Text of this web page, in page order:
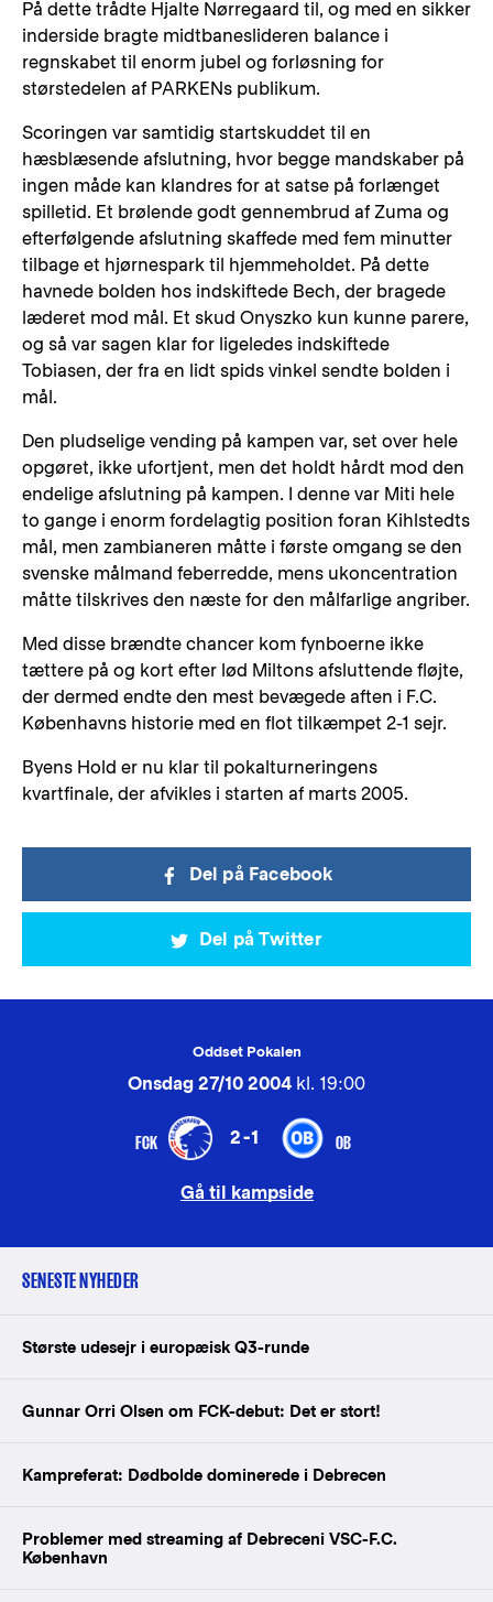
På dette trådte Hjalte Nørregaard til, og med en sikker
inderside bragte midtbaneslideren balance i
regnskabet til enorm jubel og forløsning for
størstedelen af PARKENs publikum.
Scoringen var samtidig startskuddet til en
hæsblæsende afslutning, hvor begge mandskaber på
ingen måde kan klandres for at satse på forlænget
spilletid. Et brølende godt gennembrud af Zuma og
efterfølgende afslutning skaffede med fem minutter
tilbage et hjørnespark til hjemmeholdet. På dette
havnede bolden hos indskiftede Bech, der bragede
læderet mod mål. Et skud Onyszko kun kunne parere,
og så var sagen klar for ligeledes indskiftede
Tobiasen, der fra en lidt spids vinkel sendte bolden i
mål.
Den pludselige vending på kampen var, set over hele
opgøret, ikke ufortjent, men det holdt hårdt mod den
endelige afslutning på kampen. I denne var Miti hele
to gange i enorm fordelagtig position foran Kihlstedts
mål, men zambianeren måtte i første omgang se den
svenske målmand feberredde, mens ukoncentration
måtte tilskrives den næste for den målfarlige angriber.
Med disse brændte chancer kom fynboerne ikke
tættere på og kort efter lød Miltons afsluttende fløjte,
der dermed endte den mest bevægede aften i F.C.
Københavns historie med en flot tilkæmpet 2-1 sejr.
Byens Hold er nu klar til pokalturneringens
kvartfinale, der afvikles i starten af marts 2005.
Del på Facebook
Del på Twitter
Oddset Pokalen
Onsdag 27/10 2004 kl. 19:00
FCK 2-1 OB
Gå til kampside
SENESTE NYHEDER
Største udesejr i europæisk Q3-runde
Gunnar Orri Olsen om FCK-debut: Det er stort!
Kampreferat: Dødbolde dominerede i Debrecen
Problemer med streaming af Debreceni VSC-F.C.
København